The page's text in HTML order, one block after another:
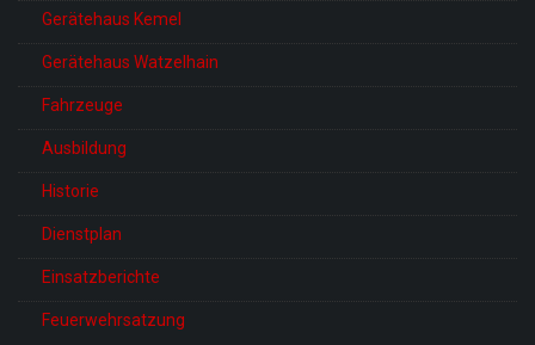
Gerätehaus Kemel
Gerätehaus Watzelhain
Fahrzeuge
Ausbildung
Historie
Dienstplan
Einsatzberichte
Feuerwehrsatzung